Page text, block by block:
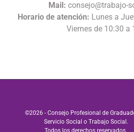
Mail: consejo@trabajo-
Horario de atención: Lunes a
Viernes de 10:30 a
©2026 - Consejo Profesional de
Servicio Social o Trabajo Social.